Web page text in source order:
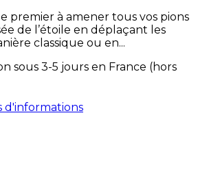
premier à amener tous vos pions
de l’étoile en déplaçant les
classique ou en...
sous 3-5 jours en France (hors
d'informations